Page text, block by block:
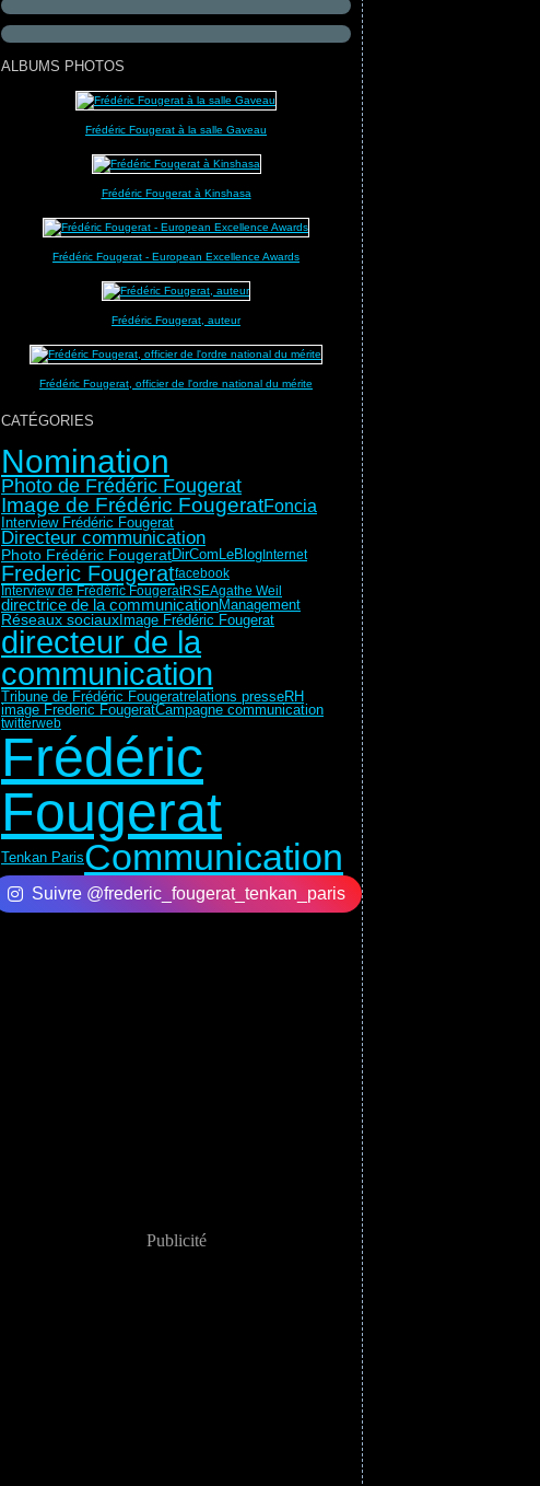
ALBUMS PHOTOS
Frédéric Fougerat à la salle Gaveau
Frédéric Fougerat à Kinshasa
Frédéric Fougerat - European Excellence Awards
Frédéric Fougerat, auteur
Frédéric Fougerat, officier de l'ordre national du mérite
CATÉGORIES
Nomination
Photo de Frédéric Fougerat
Image de Frédéric FougeratFoncia
Interview Frédéric Fougerat
Directeur communication
Photo Frédéric FougeratDirComLeBlog Internet
Frederic Fougeratfacebook
Interview de Frédéric FougeratRSEAgathe Weil
directrice de la communicationManagement
Réseaux sociaux Image Frédéric Fougerat
directeur de la
communication
Tribune de Frédéric Fougeratrelations presseRH
image Frederic FougeratCampagne communication
twitterweb
Frédéric
Fougerat
Tenkan ParisCommunication
Suivre @frederic_fougerat_tenkan_paris
Publicité